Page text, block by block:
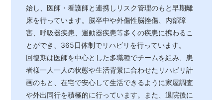
始し、医師・看護師と連携しリスク管理のもと早期離
床を行っています。脳卒中や外傷性脳挫傷、内部障
害、呼吸器疾患、運動器疾患等多くの疾患に携わるこ
とができ、365日体制でリハビリを行っています。
回復期は医師を中心とした多職種でチームを組み、患
者様一人一人の状態や生活背景に合わせたリハビリ計
画のもと、在宅で安心して生活できるように家屋調査
や外出同行を積極的に行っています。また、退院後に